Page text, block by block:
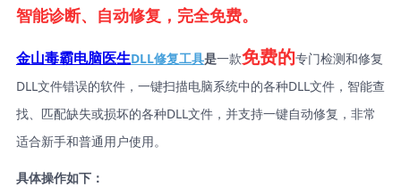
智能诊断、自动修复，完全免费。
金山毒霸电脑医生DLL修复工具是一款免费的专门检测和修复
DLL文件错误的软件，一键扫描电脑系统中的各种DLL文件，智能查
找、匹配缺失或损坏的各种DLL文件，并支持一键自动修复，非常
适合新手和普通用户使用。
具体操作如下：